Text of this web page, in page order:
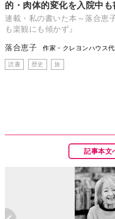
的・肉体的変化を入院中も
連載・私の書いた本～落合恵
も楽観にも傾かず』
落合恵子 作家・クレヨンハウス
読書 歴史 旅
記事本文